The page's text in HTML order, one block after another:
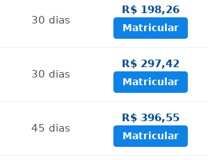
30 dias
R$ 198,26
Matricular
30 dias
R$ 297,42
Matricular
45 dias
R$ 396,55
Matricular